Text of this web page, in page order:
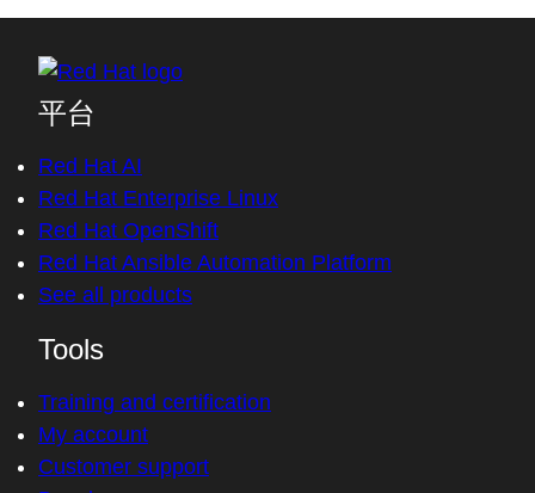
平台
Red Hat AI
Red Hat Enterprise Linux
Red Hat OpenShift
Red Hat Ansible Automation Platform
See all products
Tools
Training and certification
My account
Customer support